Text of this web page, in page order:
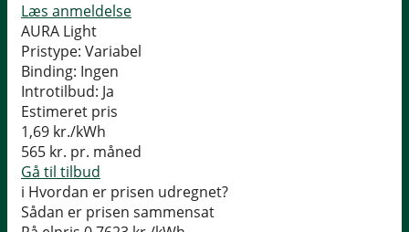
Læs anmeldelse
AURA Light
Pristype: Variabel
Binding: Ingen
Introtilbud: Ja
Estimeret pris
1,69 kr./kWh
565 kr. pr. måned
Gå til tilbud
i Hvordan er prisen udregnet?
Sådan er prisen sammensat